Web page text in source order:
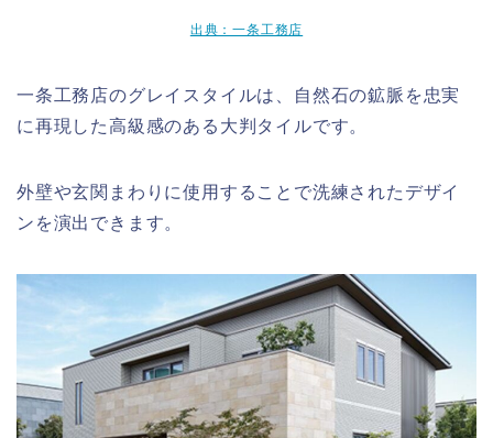
出典：一条工務店
一条工務店のグレイスタイルは、自然石の鉱脈を忠実
に再現した高級感のある大判タイルです。
外壁や玄関まわりに使用することで洗練されたデザイ
ンを演出できます。